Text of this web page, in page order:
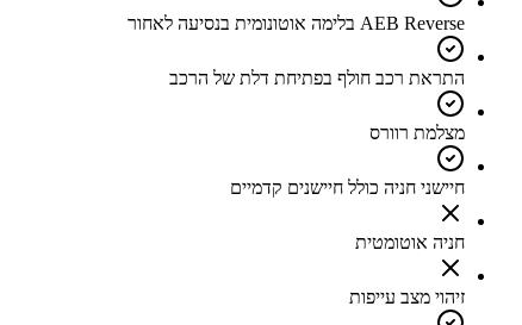
AEB Reverse בלימה אוטונומית בנסיעה לאחור
התראת רכב חולף בפתיחת דלת של הרכב
מצלמת רוורס
חיישני חניה כולל חיישנים קדמיים
חניה אוטומטית
זיהוי מצב עייפות